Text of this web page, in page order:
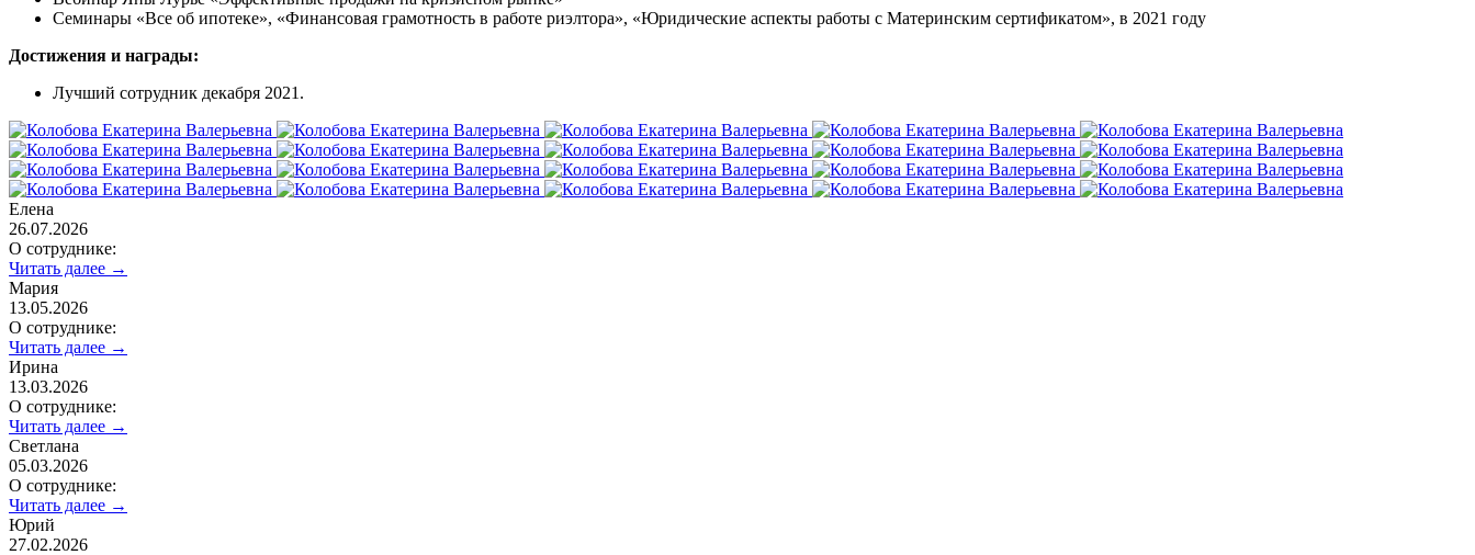
Cеминары «Все об ипотеке», «Финансовая грамотность в работе риэлтора», «Юридические аспекты работы с Материнским сертификатом», в 2021 году
Достижения и награды:
Лучший сотрудник декабря 2021.
Елена
26.07.2026
О сотруднике:
Читать далее →
Мария
13.05.2026
О сотруднике:
Читать далее →
Ирина
13.03.2026
О сотруднике:
Читать далее →
Светлана
05.03.2026
О сотруднике:
Читать далее →
Юрий
27.02.2026